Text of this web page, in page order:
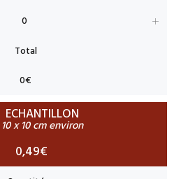
ECHANTILLON
10 x 10 cm environ
0,49€